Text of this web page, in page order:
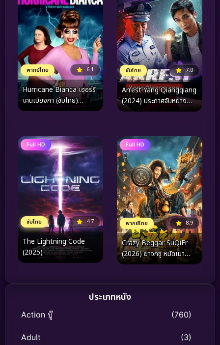
พากย์ไทย 6.1
Hurricane Bianca เฮอร์ริ
เคนเบียงกา (ซับไทย)
(2016)
ซับไทย 7.0
Arrest Yang Qiangqiang
(2024) ประกาศจับหยาง
เชียงเชียง
Full HD
ซับไทย 4.7
The Lightning Code
(2025)
Full HD
พากย์ไทย 8.9
Crazy Beggar SuQiEr
(2026) ยาจกซู หมัดเมา
สะท้านฟ้า
ประเภทหนัง
Action บู๊ (760)
Adult (3)